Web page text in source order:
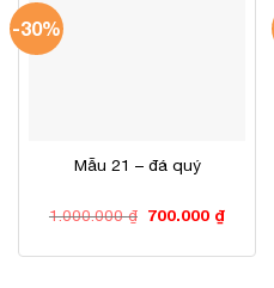
-30%
Mẫu 21 – đá quý
1.000.000₫ Giá
1.000.000 ₫.
700.000 ₫Giá
là: